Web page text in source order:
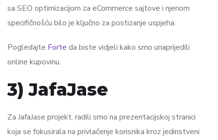
sa SEO optimizacijom za eCommerce sajtove i njenom
specifičnošću bilo je ključno za postizanje uspjeha.
Pogledajte Forte da biste vidjeli kako smo unaprijedili
online kupovinu.
3) JafaJase
Za JafaJase projekt, radili smo na prezentacijskoj stranici
koja se fokusirala na privlačenje korisnika kroz jedinstveni